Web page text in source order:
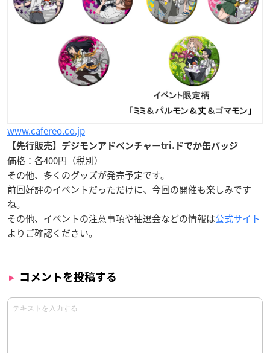
www.cafereo.co.jp
【先行販売】デジモンアドベンチャーtri.ドでか缶バッジ
価格：各400円（税別）
その他、多くのグッズが発売予定です。
前回好評のイベントだっただけに、今回の開催も楽しみです
ね。
その他、イベントの注意事項や抽選会などの情報は公式サイト
よりご確認ください。
コメントを投稿する